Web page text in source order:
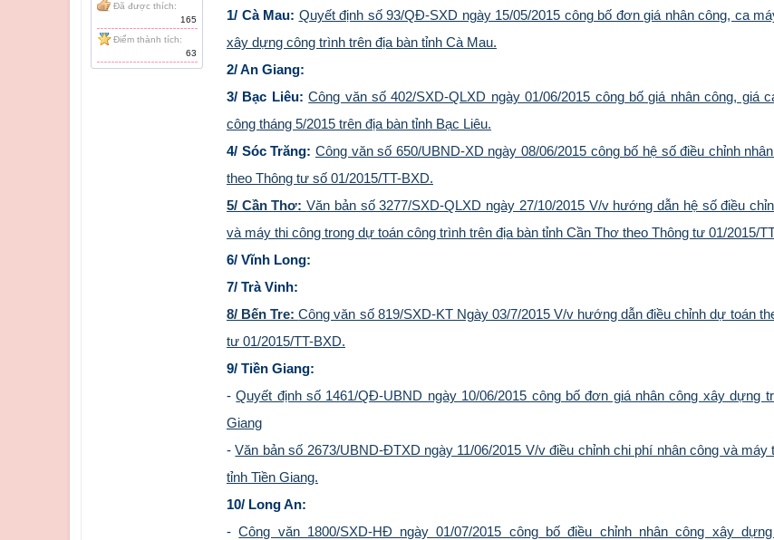
Đã được thích:
165
Điểm thành tích:
63
1/ Cà Mau: Quyết định số 93/QĐ-SXD ngày 15/05/2015 công bố đơn giá nhân công, ca
xây dựng công trình trên địa bàn tỉnh Cà Mau.
2/ An Giang:
3/ Bạc Liêu: Công văn số 402/SXD-QLXD ngày 01/06/2015 công bố giá nhân công, giá
công tháng 5/2015 trên địa bàn tỉnh Bạc Liêu.
4/ Sóc Trăng: Công văn số 650/UBND-XD ngày 08/06/2015 công bố hệ số điều chỉnh
theo Thông tư số 01/2015/TT-BXD.
5/ Cần Thơ:Văn bản số 3277/SXD-QLXD ngày 27/10/2015 V/v hướng dẫn hệ số điều
và máy thi công trong dự toán công trình trên địa bàn tỉnh Cần Thơ theo Thông tư 01/2015/
6/ Vĩnh Long:
7/ Trà Vinh:
8/ Bến Tre:Công văn số 819/SXD-KT Ngày 03/7/2015 V/v hướng dẫn điều chỉnh dự toán
tư 01/2015/TT-BXD.
9/ Tiền Giang:
-Quyết định số 1461/QĐ-UBND ngày 10/06/2015 công bố đơn giá nhân công xây dựng
Giang
-Văn bản số 2673/UBND-ĐTXD ngày 11/06/2015 V/v điều chỉnh chi phí nhân công và máy
tỉnh Tiền Giang.
10/ Long An:
-Công văn 1800/SXD-HĐ ngày 01/07/2015 công bố điều chỉnh nhân công xây